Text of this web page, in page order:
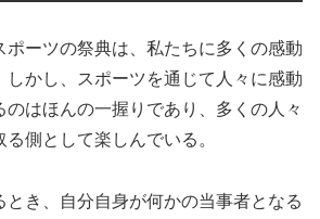
ポーツの祭典は、私たちに多くの感動
しかし、スポーツを通じて人々に感動
のはほんの一握りであり、多くの人々
側として楽しんでいる。
とき、自分自身が何かの当事者となる